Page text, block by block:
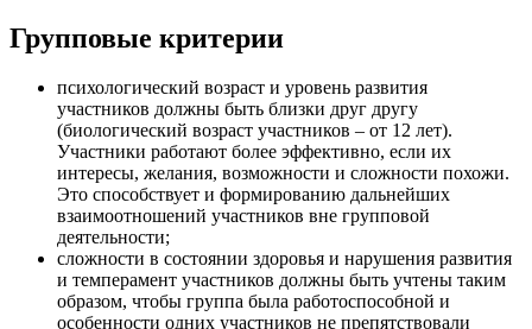
Групповые критерии
психологический возраст и уровень развития
участников должны быть близки друг другу
(биологический возраст участников – от 12 лет).
Участники работают более эффективно, если их
интересы, желания, возможности и сложности похожи.
Это способствует и формированию дальнейших
взаимоотношений участников вне групповой
деятельности;
сложности в состоянии здоровья и нарушения развития
и темперамент участников должны быть учтены таким
образом, чтобы группа была работоспособной и
особенности одних участников не препятствовали